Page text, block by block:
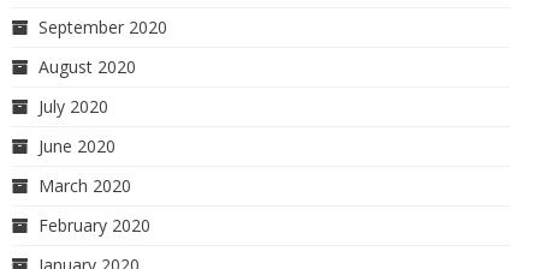
September 2020
August 2020
July 2020
June 2020
March 2020
February 2020